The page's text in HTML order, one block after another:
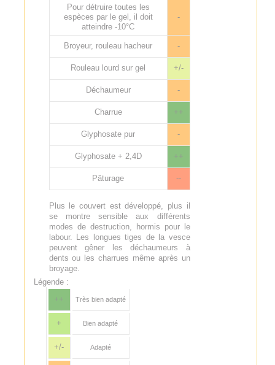
Pour détruire toutes les
espèces par le gel, il doit
atteindre -10°C
-
Broyeur, rouleau hacheur -
Rouleau lourd sur gel +/-
Déchaumeur -
Charrue ++
Glyphosate pur -
Glyphosate + 2,4D ++
Pâturage --
Plus le couvert est développé, plus il
se montre sensible aux différents
modes de destruction, hormis pour le
labour. Les longues tiges de la vesce
peuvent gêner les déchaumeurs à
dents ou les charrues même après un
broyage.
Légende :
++
Très bien adapté
+ Bien adapté
+/- Adapté